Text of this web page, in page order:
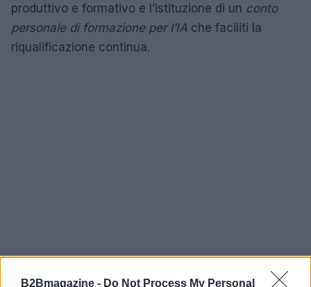
B2Bmagazine - Do Not Process My Personal
produttivo e formativo e l’istituzione di un conto
personale di formazione per l’IA che faciliti la
riqualificazione continua.